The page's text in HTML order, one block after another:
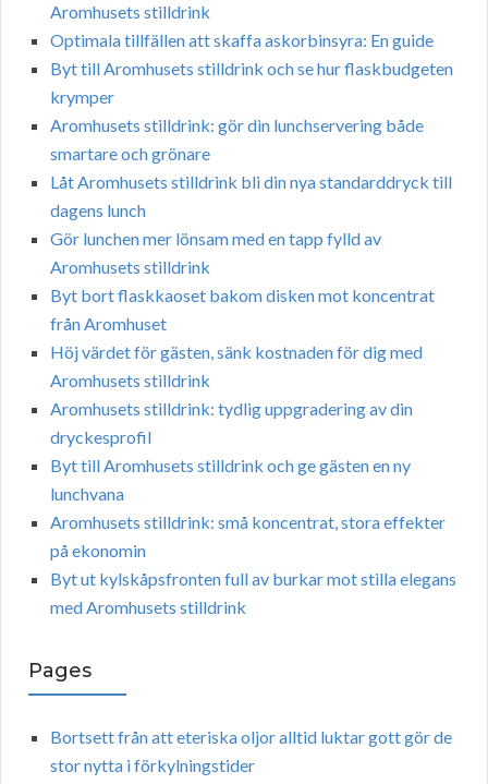
Aromhusets stilldrink
Optimala tillfällen att skaffa askorbinsyra: En guide
Byt till Aromhusets stilldrink och se hur flaskbudgeten
krymper
Aromhusets stilldrink: gör din lunchservering både
smartare och grönare
Låt Aromhusets stilldrink bli din nya standarddryck till
dagens lunch
Gör lunchen mer lönsam med en tapp fylld av
Aromhusets stilldrink
Byt bort flaskkaoset bakom disken mot koncentrat
från Aromhuset
Höj värdet för gästen, sänk kostnaden för dig med
Aromhusets stilldrink
Aromhusets stilldrink: tydlig uppgradering av din
dryckesprofil
Byt till Aromhusets stilldrink och ge gästen en ny
lunchvana
Aromhusets stilldrink: små koncentrat, stora effekter
på ekonomin
Byt ut kylskåpsfronten full av burkar mot stilla elegans
med Aromhusets stilldrink
Pages
Bortsett från att eteriska oljor alltid luktar gott gör de
stor nytta i förkylningstider